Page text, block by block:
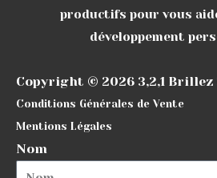
productifs pour vous
développement
Copyright © 2026 3,2,1 Brillez
Conditions Générales de Vente
Mentions Légales
Nom